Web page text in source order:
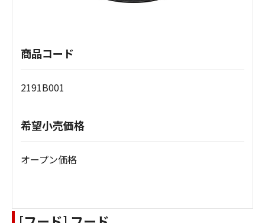
商品コード
2191B001
希望小売価格
オープン価格